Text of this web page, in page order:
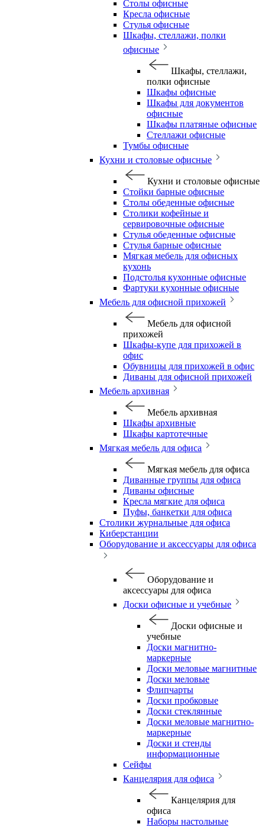
Столы офисные
Кресла офисные
Стулья офисные
Шкафы, стеллажи, полки
офисные
Шкафы, стеллажи,
полки офисные
Шкафы офисные
Шкафы для документов
офисные
Шкафы платяные офисные
Стеллажи офисные
Тумбы офисные
Кухни и столовые офисные
Кухни и столовые офисные
Стойки барные офисные
Столы обеденные офисные
Столики кофейные и
сервировочные офисные
Стулья обеденные офисные
Стулья барные офисные
Мягкая мебель для офисных
кухонь
Подстолья кухонные офисные
Фартуки кухонные офисные
Мебель для офисной прихожей
Мебель для офисной
прихожей
Шкафы-купе для прихожей в
офис
Обувницы для прихожей в офис
Диваны для офисной прихожей
Мебель архивная
Мебель архивная
Шкафы архивные
Шкафы картотечные
Мягкая мебель для офиса
Мягкая мебель для офиса
Диванные группы для офиса
Диваны офисные
Кресла мягкие для офиса
Пуфы, банкетки для офиса
Столики журнальные для офиса
Киберстанции
Оборудование и аксессуары для офиса
Оборудование и
аксессуары для офиса
Доски офисные и учебные
Доски офисные и
учебные
Доски магнитно-
маркерные
Доски меловые магнитные
Доски меловые
Флипчарты
Доски пробковые
Доски стеклянные
Доски меловые магнитно-
маркерные
Доски и стенды
информационные
Сейфы
Канцелярия для офиса
Канцелярия для
офиса
Наборы настольные